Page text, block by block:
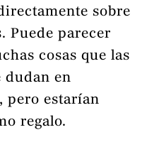
sobre
Puede parecer
cosas que las
dudan en
pero estarían
regalo.